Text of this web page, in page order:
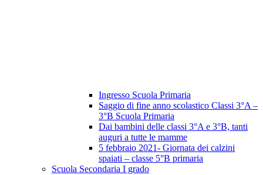
Ingresso Scuola Primaria
Saggio di fine anno scolastico Classi 3°A –
3°B Scuola Primaria
Dai bambini delle classi 3°A e 3°B, tanti
auguri a tutte le mamme
5 febbraio 2021- Giornata dei calzini
spaiati – classe 5°B primaria
Scuola Secondaria I grado